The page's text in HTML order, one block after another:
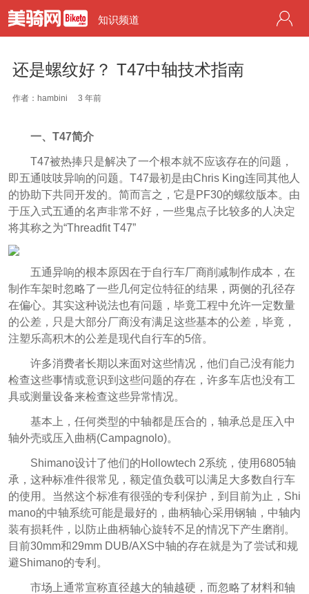
知识频道
还是螺纹好？ T47中轴技术指南
作者：hambini 3 年前
一、T47简介
T47被热捧只是解决了一个根本就不应该存在的问题，
即五通吱吱异响的问题。 T47最初是由Chris King连同其他人
的协助下共同开发的。简而言之，它是PF30的螺纹版本。由
于压入式五通的名声非常不好，一些鬼点子比较多的人决定
将其称之为“Threadfit T47”
五通异响的根本原因在于自行车厂商削减制作成本，在
制作车架时忽略了一些几何定位特征的结果，两侧的孔径存
在偏心。其实这种说法也有问题，毕竟工程中允许一定数量
的公差，只是大部分厂商没有满足这些基本的公差，毕竟，
注塑乐高积木的公差是现代自行车的5倍。
许多消费者长期以来面对这些情况，他们自己没有能力
检查这些事情或意识到这些问题的存在，许多车店也没有工
具或测量设备来检查这些异常情况。
基本上，任何类型的中轴都是压合的，轴承总是压入中
轴外壳或压入曲柄(Campagnolo)。
Shimano设计了他们的Hollowtech 2系统，使用6805轴
承，这种标准件很常见，额定值负载可以满足大多数自行车
的使用。当然这个标准有很强的专利保护，到目前为止，Shi
mano的中轴系统可能是最好的，曲柄轴心采用钢轴，中轴内
装有损耗件，以防止曲柄轴心旋转不足的情况下产生磨削。
目前30mm和29mm DUB/AXS中轴的存在就是为了尝试和规
避Shimano的专利。
市场上通常宣称直径越大的轴越硬，而忽略了材料和轴